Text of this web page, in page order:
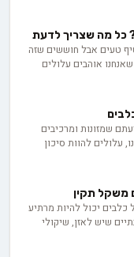
כל מה שצריך לדעת
טעים אבל חוששים שזה
אוהבים עלולים
שמזונות ומרכיבים
עלולים להוות סיכון
אלו.
משקל תקין
כלבים יכול להיות מרתיע
שיש לאזן, שיקולי